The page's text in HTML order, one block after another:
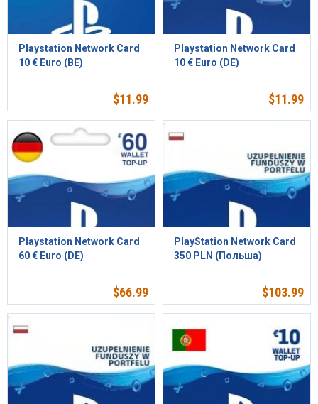
Playstation Network Card
10 € Euro (BE)
$11.99
Playstation Network Card
10 € Euro (DE)
$11.99
Playstation Network Card
60 € Euro (DE)
$66.99
PlayStation Network Card
350 PLN (Польша)
$103.99